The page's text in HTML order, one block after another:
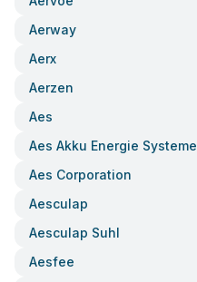
Aerway
Aerx
Aerzen
Aes
Aes Akku Energie Systeme
Aes Corporation
Aesculap
Aesculap Suhl
Aesfee